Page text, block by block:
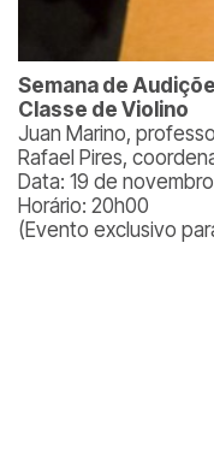
Semana de
Classe de Violino
Juan Marino,
Rafael Pires,
Data: 19 de
Horário: 20h00
(Evento exclusivo